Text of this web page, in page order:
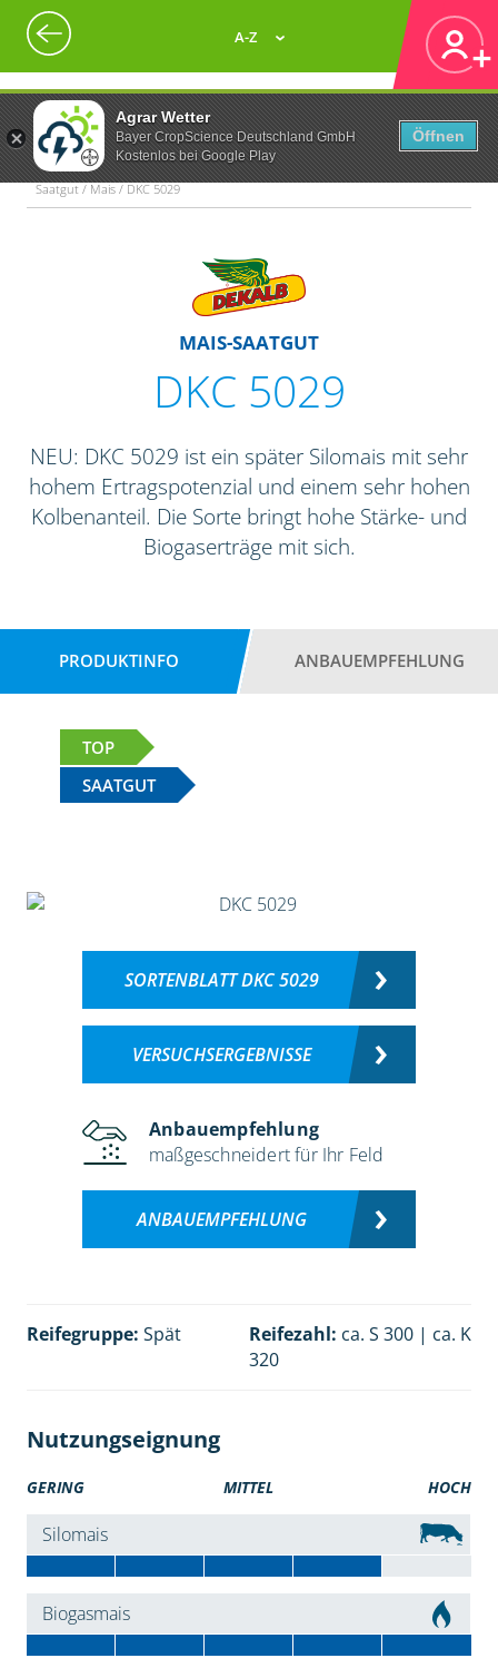
Agrar Wetter
Bayer CropScience Deutschland GmbH
Kostenlos bei Google Play
Öffnen
A-Z
Saatgut / Mais / DKC 5029
MAIS-SAATGUT
DKC 5029
NEU: DKC 5029 ist ein später Silomais mit sehr
hohem Ertragspotenzial und einem sehr hohen
Kolbenanteil. Die Sorte bringt hohe Stärke- und
Biogaserträge mit sich.
PRODUKTINFO ANBAUEMPFEHLUNG
TOP
SAATGUT
SORTENBLATT DKC 5029
VERSUCHSERGEBNISSE
Anbauempfehlung
maßgeschneidert für Ihr Feld
ANBAUEMPFEHLUNG
Reifegruppe: Spät Reifezahl: ca. S 300 | ca. K
320
Nutzungseignung
GERING MITTEL HOCH
Silomais
Biogasmais